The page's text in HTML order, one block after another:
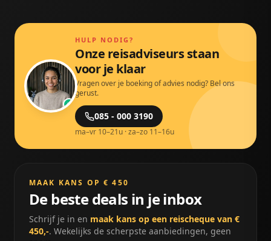
HULP NODIG?
Onze reisadviseurs staan
voor je klaar
Vragen over je boeking of advies nodig? Bel ons
gerust.
085 - 000 3190
ma–vr 10–21u · za–zo 11–16u
MAAK KANS OP € 450
De beste deals in je inbox
Schrijf je in en maak kans op een reischeque van €
450,-. Wekelijks de scherpste aanbiedingen, geen